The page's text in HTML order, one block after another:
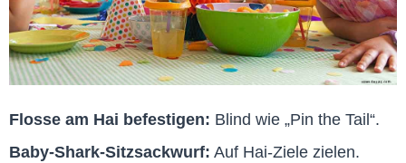
Flosse am Hai befestigen: Blind wie „Pin the Tail“.
Baby-Shark-Sitzsackwurf: Auf Hai-Ziele zielen.